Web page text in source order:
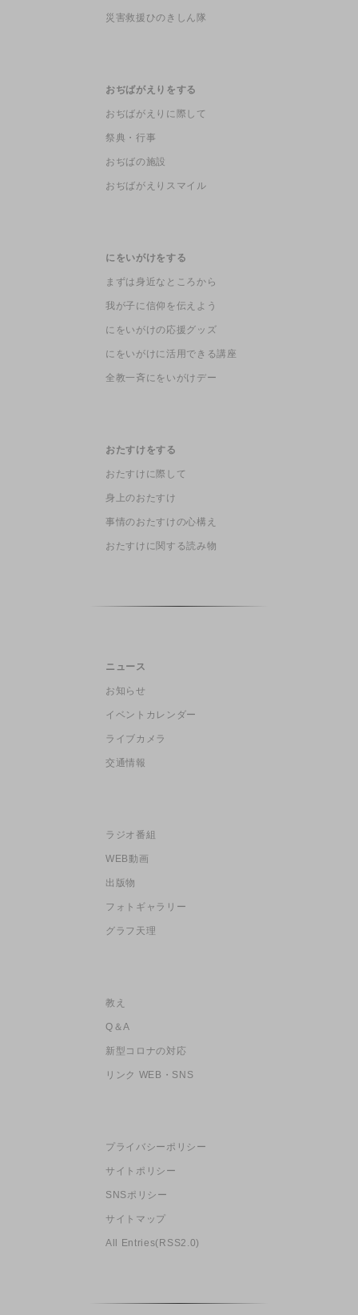
災害救援ひのきしん隊
おぢばがえりをする
おぢばがえりに際して
祭典・行事
おぢばの施設
おぢばがえりスマイル
にをいがけをする
まずは身近なところから
我が子に信仰を伝えよう
にをいがけの応援グッズ
にをいがけに活用できる講座
全教一斉にをいがけデー
おたすけをする
おたすけに際して
身上のおたすけ
事情のおたすけの心構え
おたすけに関する読み物
ニュース
お知らせ
イベントカレンダー
ライブカメラ
交通情報
ラジオ番組
WEB動画
出版物
フォトギャラリー
グラフ天理
教え
Q＆A
新型コロナの対応
リンク WEB・SNS
プライバシーポリシー
サイトポリシー
SNSポリシー
サイトマップ
All Entries(RSS2.0)